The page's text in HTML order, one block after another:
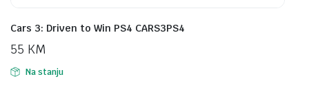
Cars 3: Driven to Win PS4 CARS3PS4
55 KM
Na stanju